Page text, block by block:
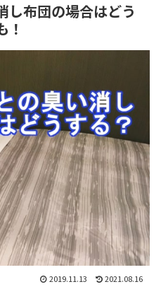
し布団の場合はどう
！
2019.11.13 2021.08.16